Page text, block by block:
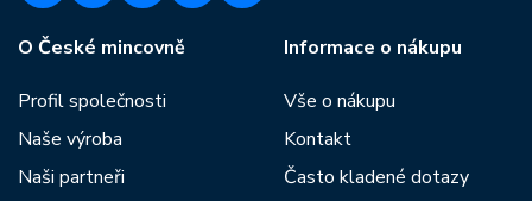
O České mincovně
Profil společnosti
Naše výroba
Naši partneři
Informace o nákupu
Vše o nákupu
Kontakt
Často kladené dotazy